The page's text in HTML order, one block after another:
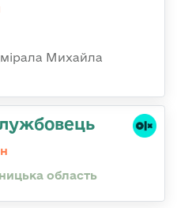
Михайла
область